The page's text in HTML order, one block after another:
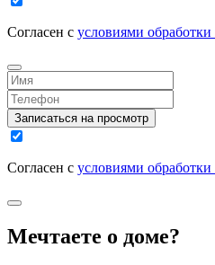
Согласен с условиями
Записаться на просмотр
Согласен с условиями
Мечтаете о доме?